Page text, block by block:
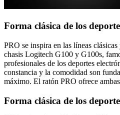
Forma clásica de los
PRO se inspira en las líneas
chasis Logitech G100 y G100s,
profesionales de los deportes
constancia y la comodidad son
máximo. El ratón PRO ofrece
Forma clásica de los